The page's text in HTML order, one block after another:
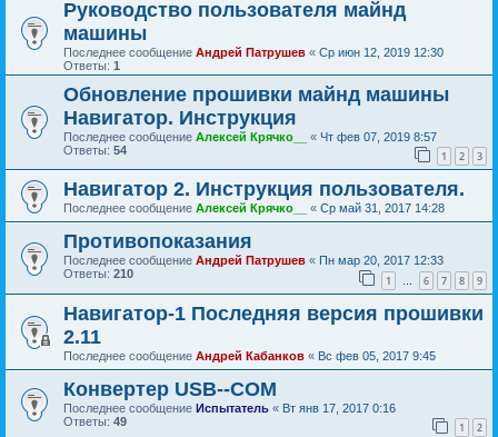
Руководство пользователя майнд
машины
Последнее сообщение Андрей Патрушев « Ср июн 12, 2019 12:30
Ответы: 1
Обновление прошивки майнд машины
Навигатор. Инструкция
Последнее сообщение Алексей Крячко__ « Чт фев 07, 2019 8:57
Ответы: 54 1 2 3
Навигатор 2. Инструкция пользователя.
Последнее сообщение Алексей Крячко__ « Ср май 31, 2017 14:28
Противопоказания
Последнее сообщение Андрей Патрушев « Пн мар 20, 2017 12:33
Ответы: 210 1 … 6 7 8 9
Навигатор-1 Последняя версия прошивки
2.11
Последнее сообщение Андрей Кабанков « Вс фев 05, 2017 9:45
Конвертер USB--COM
Последнее сообщение Испытатель « Вт янв 17, 2017 0:16
Ответы: 49 1 2